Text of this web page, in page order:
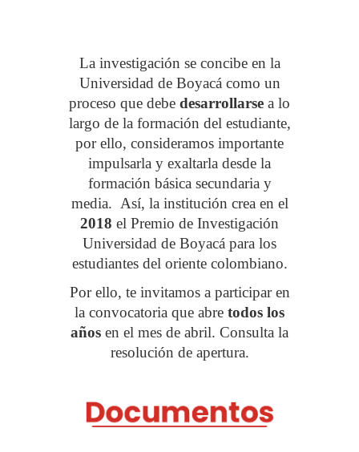
La investigación se concibe en la
Universidad de Boyacá como un
proceso que debe desarrollarse a lo
largo de la formación del estudiante,
por ello, consideramos importante
impulsarla y exaltarla desde la
formación básica secundaria y
media. Así, la institución crea en el
2018 el Premio de Investigación
Universidad de Boyacá para los
estudiantes del oriente colombiano.
Por ello, te invitamos a participar en
la convocatoria que abre todos los
años en el mes de abril. Consulta la
resolución de apertura.